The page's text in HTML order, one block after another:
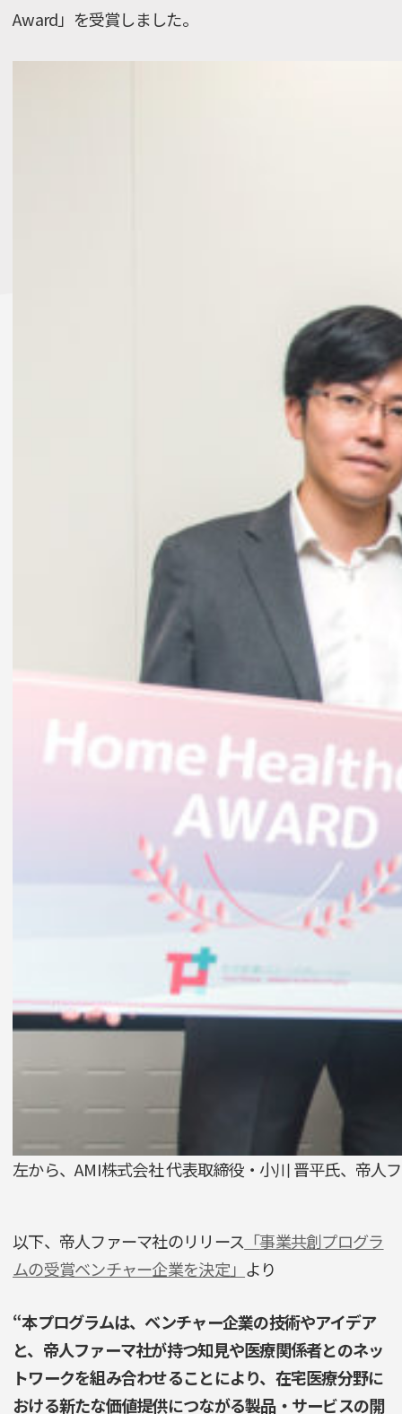
Award」を受賞しました。
左から、AMI株式会社 代表取締役・小川 晋平氏、帝人
以下、帝人ファーマ社のリリース 「事業共創プログラ
ムの受賞ベンチャー企業を決定」 より
“本プログラムは、ベンチャー企業の技術やアイデア
と、帝人ファーマ社が持つ知見や医療関係者とのネッ
トワークを組み合わせることにより、在宅医療分野に
おける新たな価値提供につながる製品・サービスの開